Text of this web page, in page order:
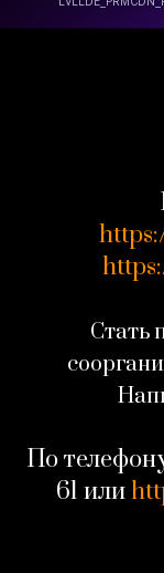
Стать
По
61 или